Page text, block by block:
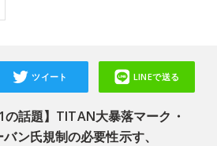
の話題】TITAN大暴落マーク・
ン氏規制の必要性示す、
ツイート LINEで送る